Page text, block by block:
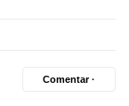
Comentar ·